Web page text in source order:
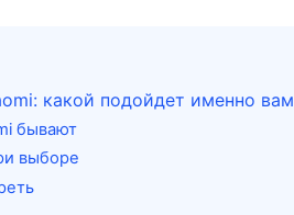
какой подойдет именно вам
бывают
выборе